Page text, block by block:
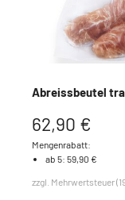
Abreissbeutel
62,90 €
Mengenrabatt:
ab 5: 59,90 €
zzgl. Mehrwertsteuer